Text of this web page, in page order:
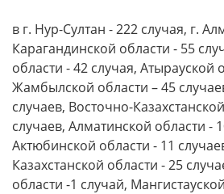
в г. Нур-Султан - 222 случая, г.
Карагандинской области - 55
области - 42 случая, Атырауской
Жамбылской области – 45
случаев, Восточно-
случаев, Алматинской области -
Актюбинской области - 11
Казахстанской области - 25
области -1 случай,